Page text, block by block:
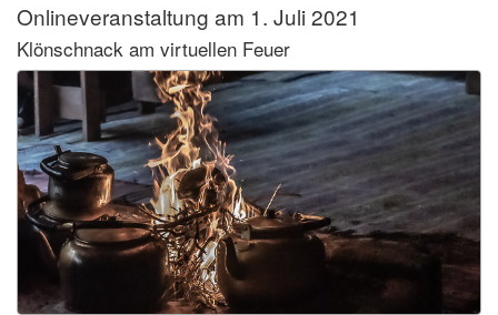
Onlineveranstaltung am 1. Juli 2021
Klönschnack am virtuellen Feuer